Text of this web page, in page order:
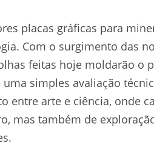
placas gráficas para
Com o surgimento das
feitas hoje moldarão o
simples avaliação
entre arte e ciência, onde
mas também de